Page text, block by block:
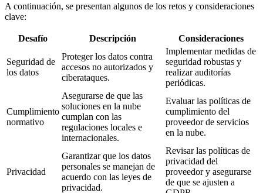
A continuación, se presentan algunos de los retos y consideraciones
clave:
Desafío Descripción Consideraciones
Seguridad de
los datos
Proteger los datos contra
accesos no autorizados y
ciberataques.
Implementar medidas de
seguridad robustas y
realizar auditorías
periódicas.
Cumplimiento
normativo
Asegurarse de que las
soluciones en la nube
cumplan con las
regulaciones locales e
internacionales.
Evaluar las políticas de
cumplimiento del
proveedor de servicios
en la nube.
Privacidad
Garantizar que los datos
personales se manejan de
acuerdo con las leyes de
privacidad.
Revisar las políticas de
privacidad del
proveedor y asegurarse
de que se ajusten a